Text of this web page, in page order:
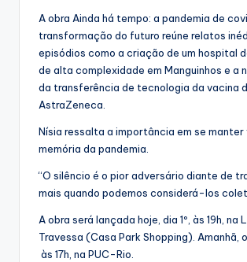
A obra Ainda há tempo: a pandemia de
transformação do futuro reúne relatos
episódios como a criação de um hospital
de alta complexidade em Manguinhos e a
da transferência de tecnologia da vacina
AstraZeneca.
Nísia ressalta a importância em se manter
memória da pandemia.
“O silêncio é o pior adversário diante de
mais quando podemos considerá-los
A obra será lançada hoje, dia 1º, às 19h, na
Travessa (Casa Park Shopping). Amanhã,
às 17h, na PUC-Rio.